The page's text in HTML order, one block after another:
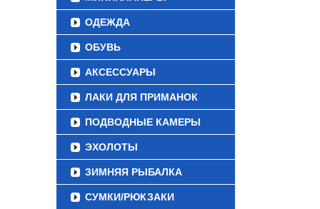
ОДЕЖДА
ОБУВЬ
АКСЕССУАРЫ
ЛАКИ ДЛЯ ПРИМАНОК
ПОДВОДНЫЕ КАМЕРЫ
ЭХОЛОТЫ
ЗИМНЯЯ РЫБАЛКА
СУМКИ/РЮКЗАКИ